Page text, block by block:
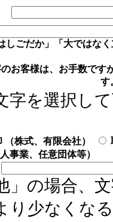
しごだか」「大ではな
のお客様は、お手数で
す
字を選択し
株式、有限会社）
事業、任意団体等）
」の場合、
り少なくな